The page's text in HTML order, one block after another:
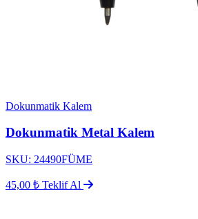
Dokunmatik Kalem
Dokunmatik Metal Kalem
SKU: 24490FÜME
45,00 ₺ Teklif Al